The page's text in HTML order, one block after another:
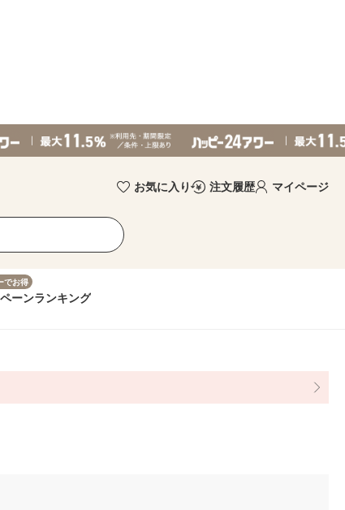
お気に入り 注文履歴 マイページ
でお得
ーンランキング